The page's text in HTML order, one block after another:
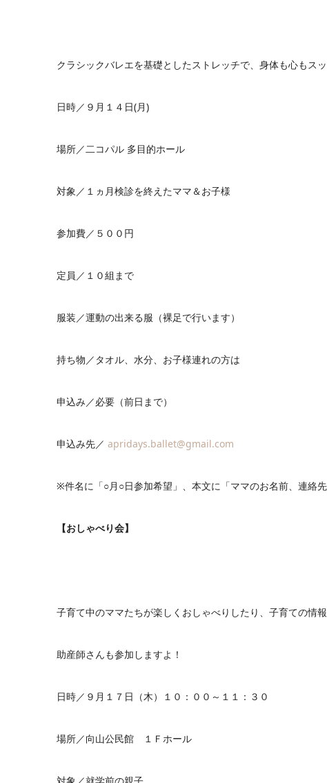
クラシックバレエを基礎としたストレッチで、身体も心もス
日時／９月１４日(月)
場所／二コパル 多目的ホール
対象／１ヵ月検診を終えたママ＆お子様
参加費／５００円
定員／１０組まで
服装／運動の出来る服（裸足で行います）
持ち物／タオル、水分、お子様連れの方は
申込み／必要（前日まで）
申込み先／ apridays.ballet@gmail.com
※件名に「○月○日参加希望」、本文に「ママのお名前、連絡
【おしゃべり会】
子育て中のママたちが楽しくおしゃべりしたり、子育ての情
助産師さんも参加しますよ！
日時／９月１７日（木）１０：００～１１：３０
場所／向山公民館 １Ｆホール